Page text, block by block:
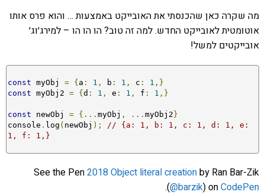
מה שקרה כאן שהכנסתי את האובייקט באמצעות … והוא פרס אותו
אוטומטית לאובייקט החדש. למה זה טוב? הו הו הו – למירג׳וג׳
אובייקטים למשל!
const myObj = {a : 1 , b : 1 , c : 1 ,}
const myObj2 = {d : 1 , e : 1 , f : 1 ,}
const newObj = {... myObj , ... myObj2}
console . log ( newObj );
// {a: 1, b: 1, c: 1, d: 1, e:
1, f: 1,}
See the Pen2018 Object literal creationby Ran Bar-Zik
(@barzik) onCodePen
.